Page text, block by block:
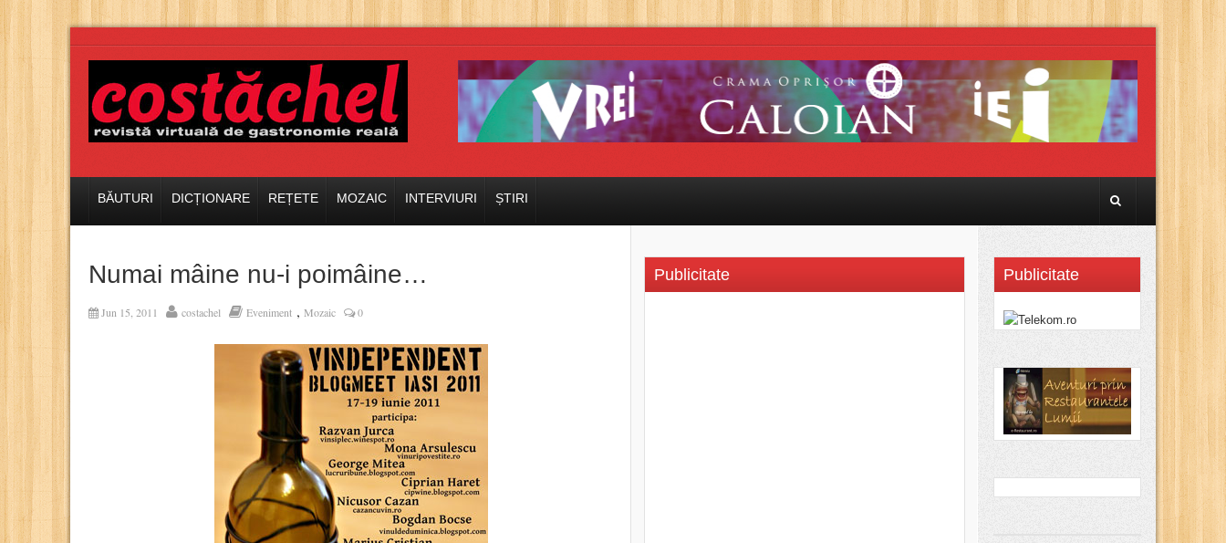
BĂUTURI DICȚIONARE REȚETE MOZAIC INTERVIURI ȘTIRI
Numai mâine nu-i poimâine…
Jun 15, 2011 costachel Eveniment , Mozaic 0
Publicitate Publicitate